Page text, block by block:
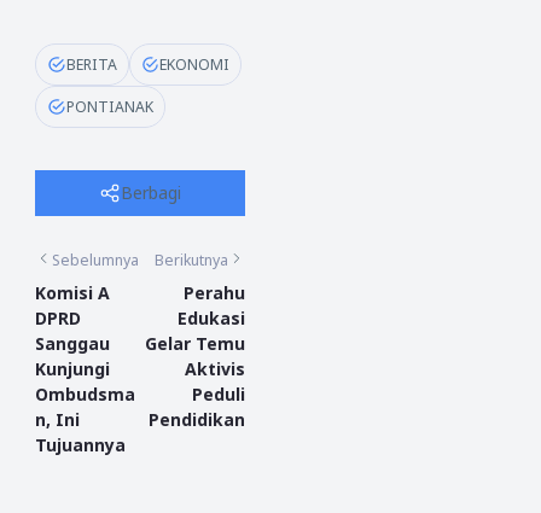
BERITA EKONOMI
PONTIANAK
Berbagi
Sebelumnya
Komisi A
DPRD
Sanggau
Kunjungi
Ombudsma
n, Ini
Tujuannya
Berikutnya
Perahu
Edukasi
Gelar Temu
Aktivis
Peduli
Pendidikan